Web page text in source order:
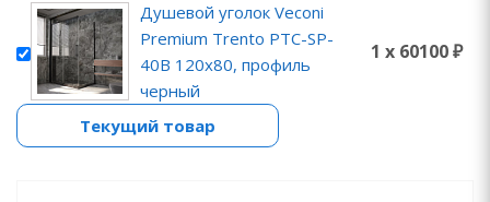
Душевой уголок Veconi
Premium Trento PTC-SP-
40B 120x80, профиль
черный
1 x 60100 ₽
Текущий товар